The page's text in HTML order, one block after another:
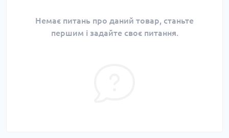
Немає питань про даний товар, станьте
першим і задайте своє питання.